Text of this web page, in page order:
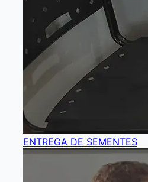
ENTREGA DE SEMENTES